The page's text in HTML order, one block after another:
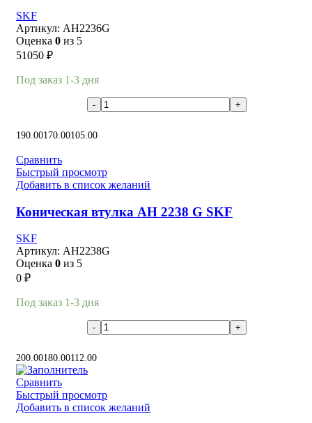
SKF
Артикул: AH2236G
Оценка 0 из 5
51050 ₽
Под заказ 1-3 дня
190.00170.00105.00
Сравнить
Быстрый просмотр
Добавить в список желаний
Коническая втулка AH 2238 G SKF
SKF
Артикул: AH2238G
Оценка 0 из 5
0 ₽
Под заказ 1-3 дня
200.00180.00112.00
Сравнить
Быстрый просмотр
Добавить в список желаний